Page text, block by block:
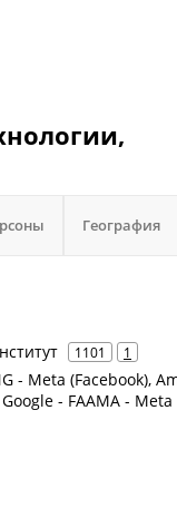
География
1101 1
- Meta (Facebook),
- FAAMA - Meta